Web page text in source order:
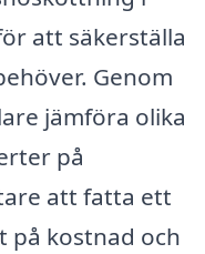
att säkerställa
Genom
jämföra olika
på
att fatta ett
på kostnad och